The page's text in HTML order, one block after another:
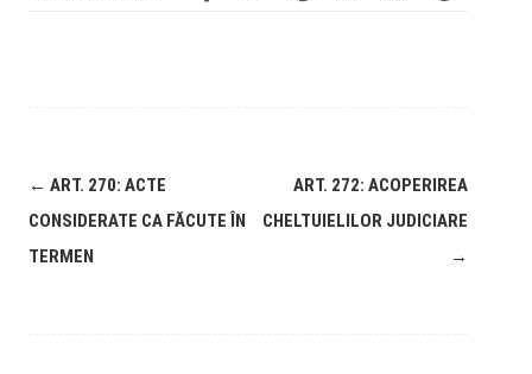
← ART. 270: ACTE
CONSIDERATE CA FĂCUTE ÎN
TERMEN
ART. 272: ACOPERIREA
CHELTUIELILOR JUDICIARE
→